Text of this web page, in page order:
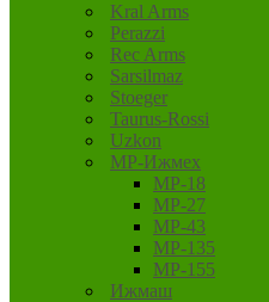
Kral Arms
Perazzi
Rec Arms
Sarsilmaz
Stoeger
Taurus-Rossi
Uzkon
MP-Ижмех
MP-18
MP-27
MP-43
MP-135
MP-155
Ижмаш